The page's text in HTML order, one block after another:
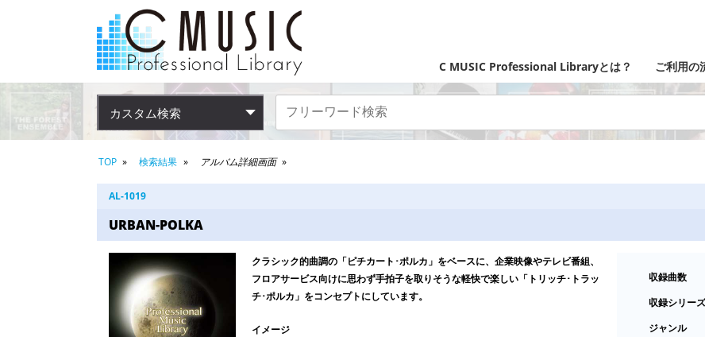
C MUSIC Professional Libraryとは？ ご利用の
カスタム検索
TOP 検索結果 アルバム詳細画面
AL-1019
URBAN-POLKA
クラシック的曲調の「ピチカート･ポルカ」をベースに、企業映像やテレビ番組、
フロアサービス向けに思わず手拍子を取りそうな軽快で楽しい「トリッチ･トラッ
チ･ポルカ」をコンセプトにしています。
イメージ
収録曲数
収録シリー
ジャンル